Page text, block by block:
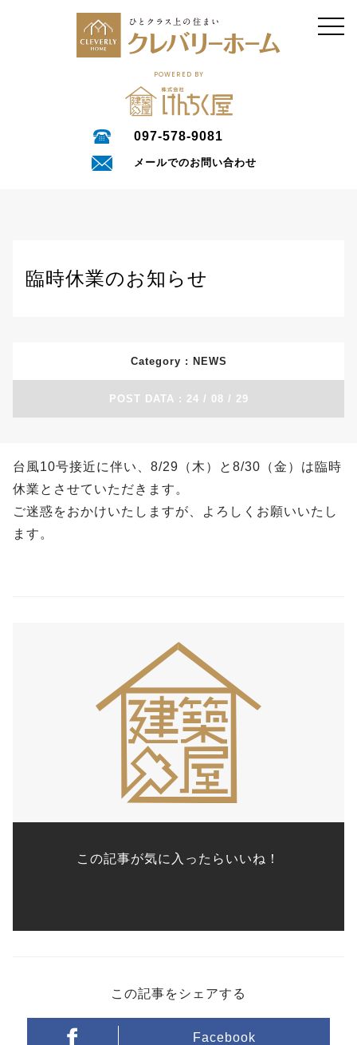
POWERED BY
097-578-9081
メールでのお問い合わせ
臨時休業のお知らせ
Category :
POST DATA : 24 / 08 / 29
台風10号接近に伴い、8/29（木）と8/30（金）は臨時
休業とさせていただきます。
ご迷惑をおかけいたしますが、よろしくお願いいたし
ます。
この記事が気に入ったらいいね！
この記事をシェアする
Facebook